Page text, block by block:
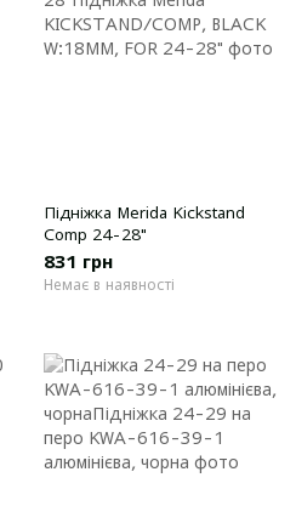
Підніжка Merida Kickstand
Comp 24-28"
831 грн
Немає в наявності